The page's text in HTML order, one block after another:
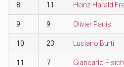
8 11 Heinz-Harald
9 9 Olivier Panis
10 23 Luciano Burti
11 7 Giancarlo